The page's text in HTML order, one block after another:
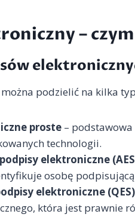
–
podzielić na kilka
proste –
technologii.
elektroniczne
osobę
elektroniczne (QES)
która jest prawnie